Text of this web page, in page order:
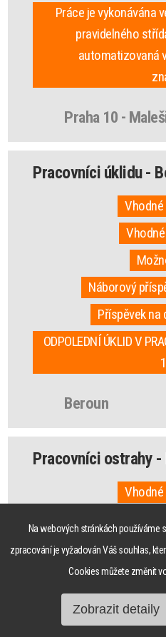
Práce je vykonávána
pravidelného
automatizovaná
Praha 10 -
Pracovníci úklidu -
Vhodné
Náborový
Příspěvek
ODPOLEDNÍ ÚKLID V
Beroun
Pracovníci ostrahy -
Vhodné
Náborový
Příspěvek
Po zkušební době od
Na webových stránkách používáme
zpracování je vyžadován Váš souhlas,
Cookies můžete změnit
Zobrazit detaily